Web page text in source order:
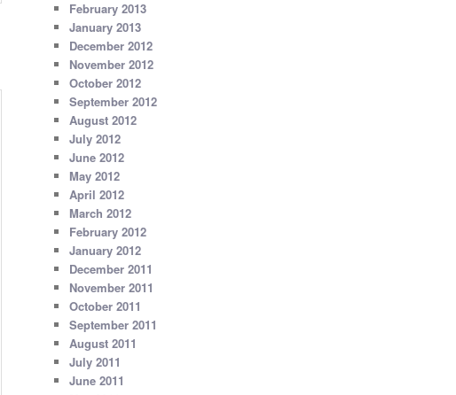
February 2013
January 2013
December 2012
November 2012
October 2012
September 2012
August 2012
July 2012
June 2012
May 2012
April 2012
March 2012
February 2012
January 2012
December 2011
November 2011
October 2011
September 2011
August 2011
July 2011
June 2011